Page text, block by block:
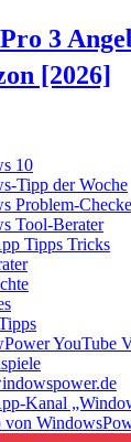
3
[2026]
10
Tipp der Woche
Problem-
Tool-Berater
Tipps Tricks
YouTube
Kanal
von